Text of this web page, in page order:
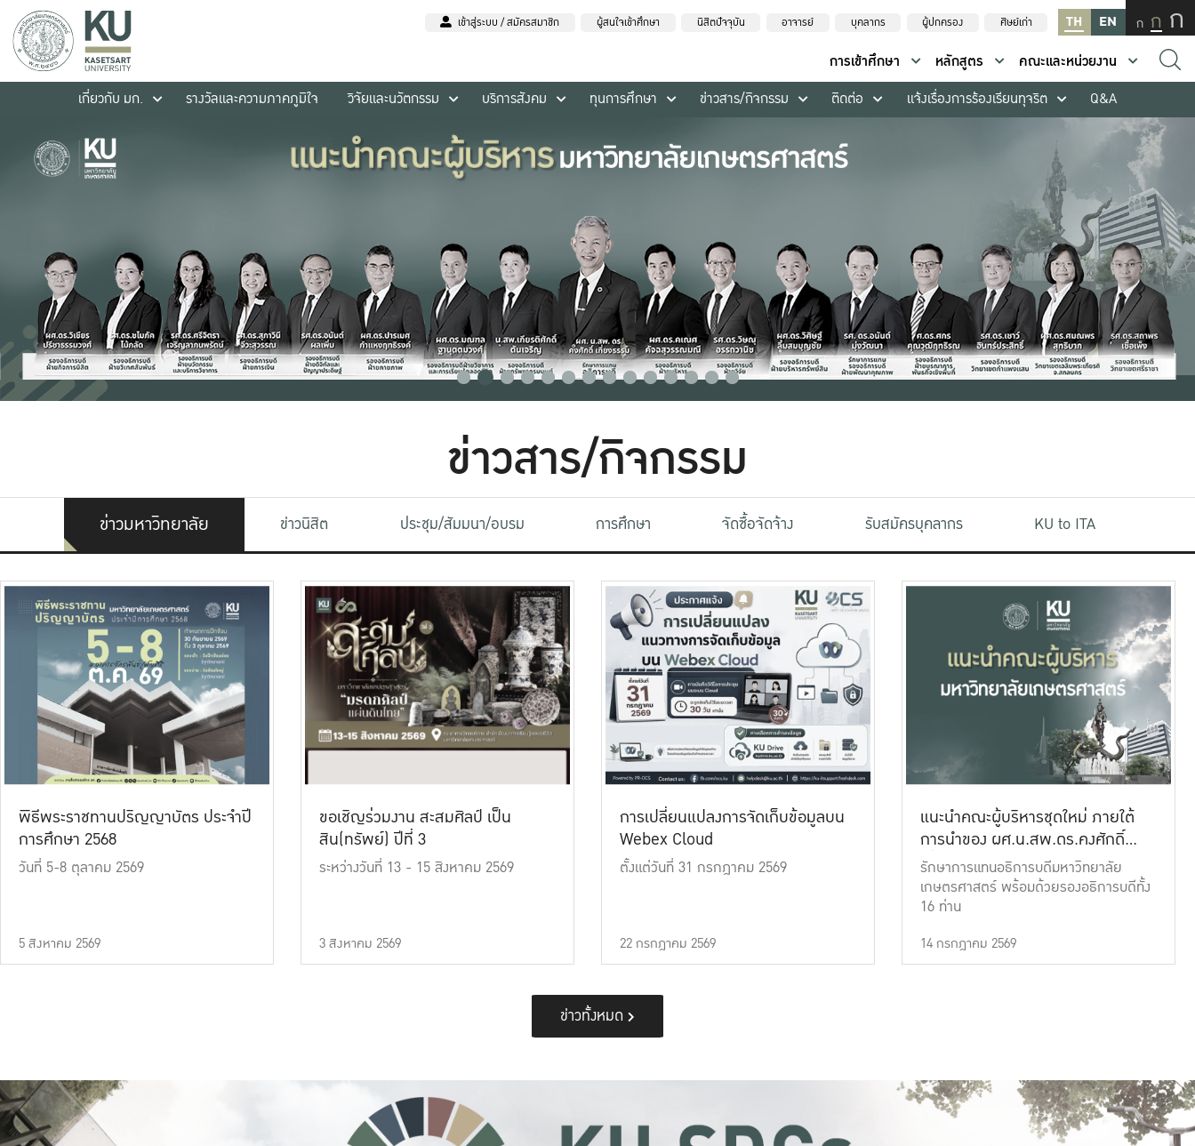
เข้าสู่ระบบ / สมัครสมาชิก ผู้สนใจเข้าศึกษา นิสิตปัจจุบัน อาจารย์ บุคลากร ผู้ปกครอง ศิษย์เก่า TH EN ก ก ก
การเข้าศึกษา หลักสูตร
คณะและหน่วยงาน
เกี่ยวกับ มก.
รางวัลและความภาคภูมิใจ วิจัยและนวัตกรรม บริการสังคม ทุนการศึกษา ข่าวสาร/กิจกรรม ติดต่อ แจ้งเรื่องการร้องเรียนทุจริต Q&A
ข่าวสาร/กิจกรรม
ข่าวมหาวิทยาลัย ข่าวนิสิต ประชุม/สัมมนา/อบรม การศึกษา จัดซื้อจัดจ้าง รับสมัครบุคลากร KU to ITA
พิธีพระราชทานปริญญาบัตร ประจำปี
การศึกษา 2568
วันที่ 5-8 ตุลาคม 2569
5 สิงหาคม 2569
ขอเชิญร่วมงาน สะสมศิลป์ เป็น
สิน(ทรัพย์) ปีที่ 3
ระหว่างวันที่ 13 - 15 สิงหาคม 2569
3 สิงหาคม 2569
การเปลี่ยนแปลงการจัดเก็บข้อมูลบน
Webex Cloud
ตั้งแต่วันที่ 31 กรกฎาคม 2569
22 กรกฎาคม 2569
แนะนำคณะผู้บริหารชุดใหม่ ภายใต้
การนำของ ผศ.น.สพ.ดร.คงศักดิ์
เที่ยงธรรม
รักษาการแทนอธิการบดีมหาวิทยาลัย
เกษตรศาสตร์ พร้อมด้วยรองอธิการบดีทั้ง
16 ท่าน
14 กรกฎาคม 2569
ข่าวทั้งหมด